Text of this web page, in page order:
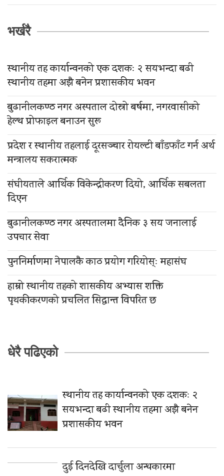
भर्खरै
स्थानीय तह कार्यान्वनको एक दशकः २ सयभन्दा बढी
स्थानीय तहमा अझै बनेन प्रशासकीय भवन
बुढानीलकण्ठ नगर अस्पताल दोस्रो बर्षमा, नगरवासीको
हेल्थ प्रोफाइल बनाउन सुरू
प्रदेश र स्थानीय तहलाई दूरसञ्चार रोयल्टी बाँडफाँट गर्न अर्थ
मन्त्रालय सकरात्मक
संघीयताले आर्थिक विकेन्द्रीकरण दियो, आर्थिक सबलता
दिएन
बुढानीलकण्ठ नगर अस्पतालमा दैनिक ३ सय जनालाई
उपचार सेवा
पुननिर्माणमा नेपालकै काठ प्रयोग गरियोस्ः महासंघ
हाम्रो स्थानीय तहको शासकीय अभ्यास शक्ति
पृथकीकरणको प्रचलित सिद्धान्त विपरित छ
धेरै पढिएको
स्थानीय तह कार्यान्वनको एक दशकः २
सयभन्दा बढी स्थानीय तहमा अझै बनेन
प्रशासकीय भवन
दुई दिनदेखि दार्चुला अन्धकारमा